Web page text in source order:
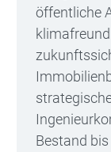
öffentliche
Bestand